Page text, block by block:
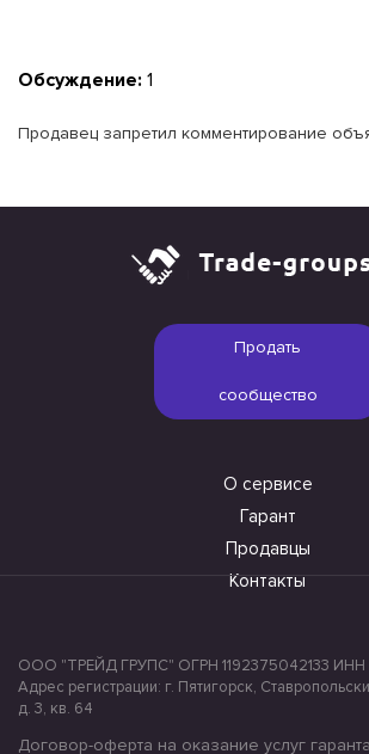
Обсуждение: 1
Продавец запретил комментирование
Продать
сообщество
О сервисе
Гарант
Продавцы
Контакты
ООО "ТРЕЙД ГРУПС" ОГРН 1192375042133 ИНН
Адрес регистрации: г. Пятигорск,
д. 3, кв. 64
Договор-оферта на оказание услуг